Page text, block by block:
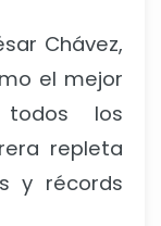
Chávez,
el mejor
todos los
repleta
y récords